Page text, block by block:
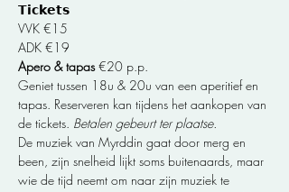
𝗧𝗶𝗰𝗸𝗲𝘁𝘀
VVK €15
ADK €19
Apero & tapas €20 p.p.
Geniet tussen 18u & 20u van een aperitief en
tapas. Reserveren kan tijdens het aankopen van
de tickets. Betalen gebeurt ter plaatse.
De muziek van Myrddin gaat door merg en
been, zijn snelheid lijkt soms buitenaards, maar
wie de tijd neemt om naar zijn muziek te